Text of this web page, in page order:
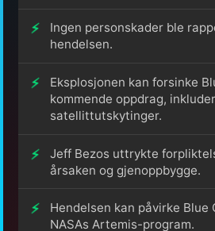
Ingen personskader ble
hendelsen.
Eksplosjonen kan forsinke
kommende oppdrag,
satellittutskytinger.
Jeff Bezos uttrykte
årsaken og gjenoppbygge.
Hendelsen kan påvirke Blue
NASAs Artemis-program.